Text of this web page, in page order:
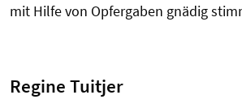
mit Hilfe von Opfergaben gnädig
Regine Tuitjer